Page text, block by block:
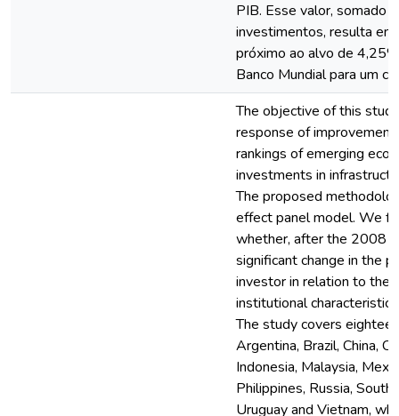
PIB. Esse valor, somado
investimentos, resulta
próximo ao alvo de
Banco Mundial para um
The objective of this
response of
rankings of emerging
investments in
The proposed
effect panel model. We
whether, after the 2008
significant change in the
investor in relation to the
institutional
The study covers
Argentina, Brazil, China,
Indonesia, Malaysia,
Philippines, Russia, South
Uruguay and Vietnam,